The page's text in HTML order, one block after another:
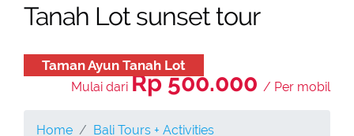
Tanah Lot sunset tour
Taman Ayun Tanah Lot
Mulai dari Rp 500.000 / Per mobil
Home
Bali Tours + Activities